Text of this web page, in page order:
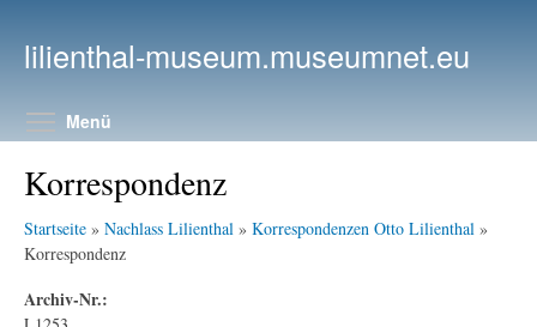
lilienthal-museum.museumnet.eu
Menü
Korrespondenz
Startseite » Nachlass Lilienthal » Korrespondenzen Otto Lilienthal »
Korrespondenz
Archiv-Nr.: